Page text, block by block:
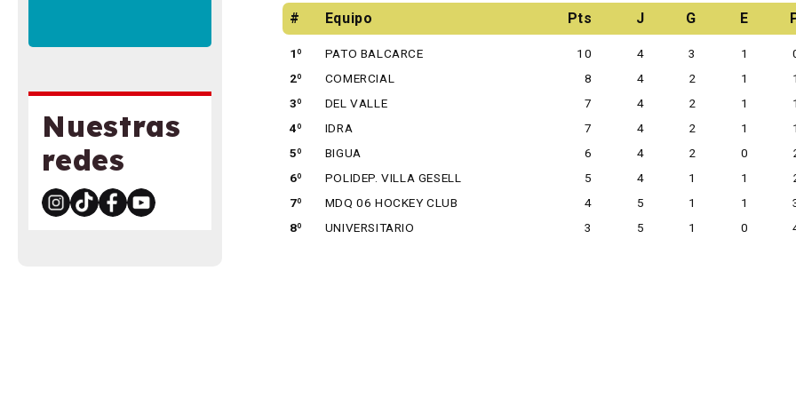
Nuestras
redes
# Equipo Pts J G E
1º PATO BALCARCE 10 4 3 1
2º
COMERCIAL 8 4 2 1
3º
DEL VALLE 7 4 2 1
4º
IDRA 7 4 2 1
5º
BIGUA 6 4 2 0
6º
POLIDEP. VILLA GESELL 5 4 1 1
7º
MDQ 06 HOCKEY CLUB 4 5 1 1
8º
UNIVERSITARIO 3 5 1 0